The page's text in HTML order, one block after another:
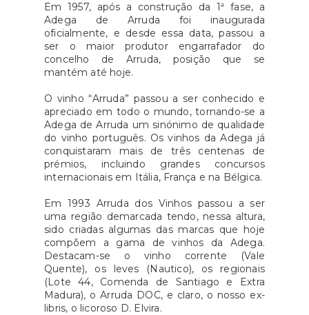
Em 1957, após a construção da 1ª fase, a
Adega de Arruda foi inaugurada
oficialmente, e desde essa data, passou a
ser o maior produtor engarrafador do
concelho de Arruda, posição que se
mantém até hoje.
O vinho “Arruda” passou a ser conhecido e
apreciado em todo o mundo, tornando-se a
Adega de Arruda um sinónimo de qualidade
do vinho português. Os vinhos da Adega já
conquistaram mais de três centenas de
prémios, incluindo grandes concursos
internacionais em Itália, França e na Bélgica.
Em 1993 Arruda dos Vinhos passou a ser
uma região demarcada tendo, nessa altura,
sido criadas algumas das marcas que hoje
compõem a gama de vinhos da Adega.
Destacam-se o vinho corrente (Vale
Quente), os leves (Nautico), os regionais
(Lote 44, Comenda de Santiago e Extra
Madura), o Arruda DOC, e claro, o nosso ex-
libris, o licoroso D. Elvira.